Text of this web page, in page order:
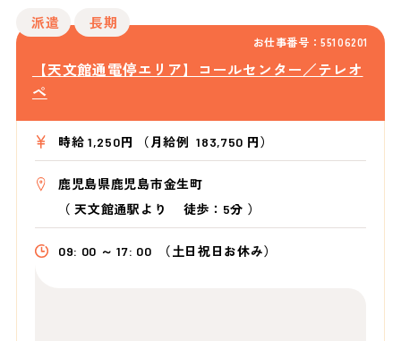
お仕事番号：55106201
派遣 長期
【天文館通電停エリア】コールセンター／テレオ
ペ
時給 1,250円 （月給例 183,750 円）
鹿児島県鹿児島市金生町
（ 天文館通駅より 徒歩：5分 ）
09: 00 ～ 17: 00 （土日祝日お休み）